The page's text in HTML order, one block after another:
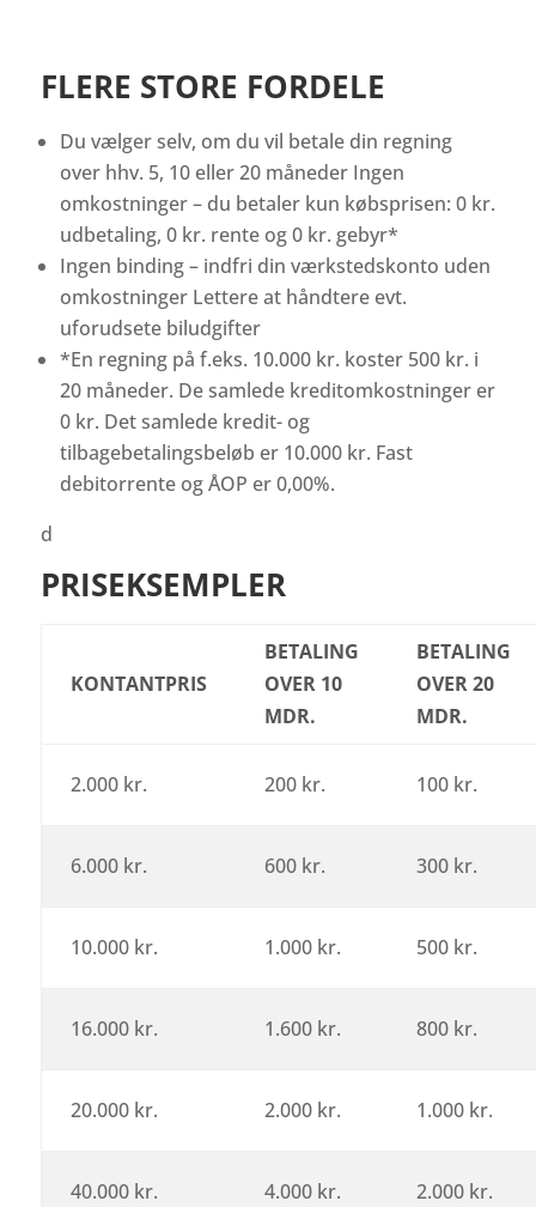
FLERE STORE FORDELE
Du vælger selv, om du vil betale din regning
over hhv. 5, 10 eller 20 måneder Ingen
omkostninger – du betaler kun købsprisen: 0 kr.
udbetaling, 0 kr. rente og 0 kr. gebyr*
Ingen binding – indfri din værkstedskonto uden
omkostninger Lettere at håndtere evt.
uforudsete biludgifter
*En regning på f.eks. 10.000 kr. koster 500 kr. i
20 måneder. De samlede kreditomkostninger er
0 kr. Det samlede kredit- og
tilbagebetalingsbeløb er 10.000 kr. Fast
debitorrente og ÅOP er 0,00%.
d
PRISEKSEMPLER
KONTANTPRIS
BETALING
OVER 10
MDR.
BETALING
OVER 20
MDR.
2.000 kr. 200 kr. 100 kr.
6.000 kr. 600 kr. 300 kr.
10.000 kr. 1.000 kr. 500 kr.
16.000 kr. 1.600 kr. 800 kr.
20.000 kr. 2.000 kr. 1.000 kr.
40.000 kr. 4.000 kr. 2.000 kr.